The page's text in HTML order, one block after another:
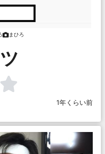
まひろ
1年くらい前